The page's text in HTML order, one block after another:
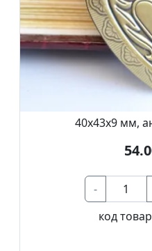
40х43х9 мм,
-
код